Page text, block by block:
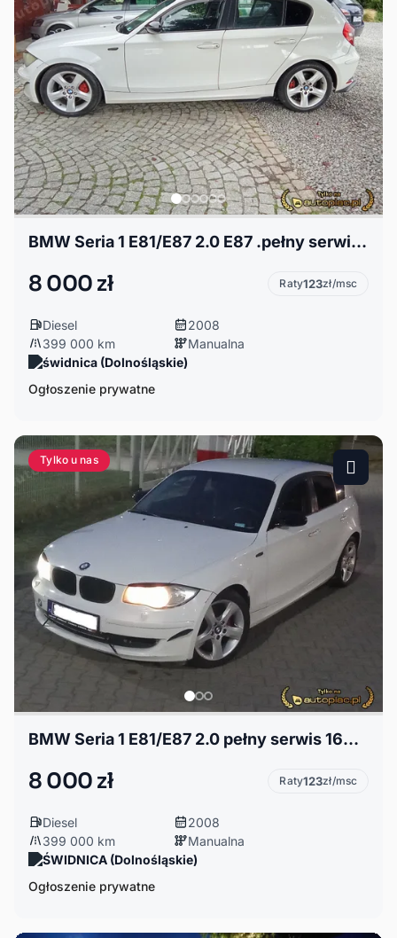
BMW Seria 1 E81/E87 2.0 E87 .pełny serwis diesel
8 000 zł Raty123zł/msc
Diesel
2008
399 000 km
Manualna
świdnica (Dolnośląskie)
Ogłoszenie prywatne
Tylko u nas
BMW Seria 1 E81/E87 2.0 pełny serwis 160KM
8 000 zł Raty123zł/msc
Diesel
2008
399 000 km
Manualna
ŚWIDNICA (Dolnośląskie)
Ogłoszenie prywatne